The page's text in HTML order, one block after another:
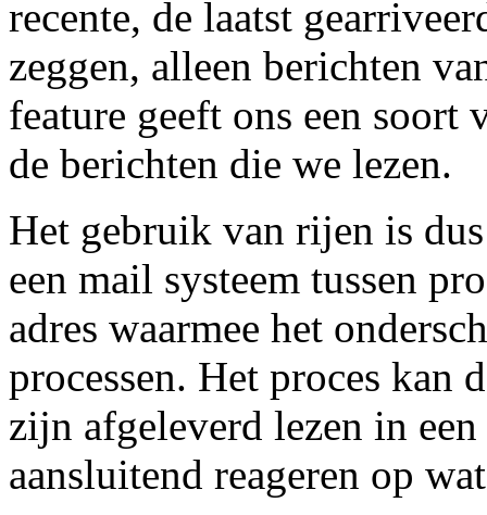
recente, de laatst
zeggen, alleen berichten
feature geeft ons een
de berichten die we lezen.
Het gebruik van rijen is
een mail systeem tussen
adres waarmee het
processen. Het proces kan
zijn afgeleverd lezen in
aansluitend reageren op